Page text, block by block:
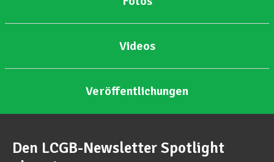
Videos
Veröffentlichungen
Den LCGB-Newsletter Spotlight